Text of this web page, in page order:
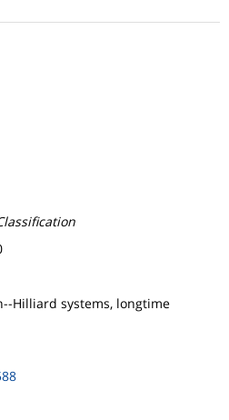
Hilliard systems, longtime